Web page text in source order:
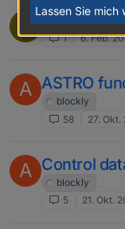
S Telegram
1 6. Feb.
A ASTRO
blockly
58
27.
A Control
blockly
5
21. Okt.
Lassen Sie mich